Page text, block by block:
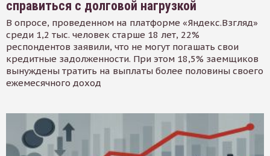
справиться с долговой нагрузкой
В опросе, проведенном на платформе «Яндекс.Взгляд»
среди 1,2 тыс. человек старше 18 лет, 22%
респондентов заявили, что не могут погашать свои
кредитные задолженности. При этом 18,5% заемщиков
вынуждены тратить на выплаты более половины своего
ежемесячного доход